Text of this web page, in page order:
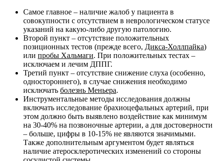
Самое главное – наличие жалоб у пациента в
совокупности с отсутствием в неврологическом статусе
указаний на какую-либо другую патологию.
Второй пункт – отсутствие положительных
позиционных тестов (прежде всего, Дикса-Холлпайка)
или пробы Хальмаги. При положительных тестах –
исключаем и лечим ДППГ.
Третий пункт – отсутствие снижение слуха (особенно,
одностороннего), в случае снижения необходимо
исключать болезнь Меньера.
Инструментальные методы исследования должны
включать исследование брахиоцефальных артерий, при
этом должно быть выявлено воздействие как минимум
на 30-40% на позвоночные артерии, а для достоверности
– больше, цифры в 10-15% не являются значимыми.
Также дополнительным аргументом будет являться
наличие атеросклеротических изменений со стороны